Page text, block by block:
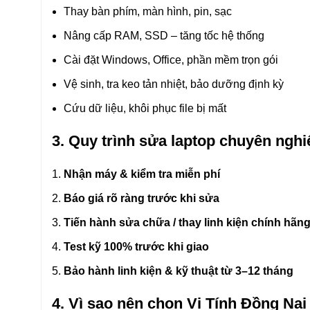
Thay bàn phím, màn hình, pin, sạc
Nâng cấp RAM, SSD – tăng tốc hệ thống
Cài đặt Windows, Office, phần mềm trọn gói
Vệ sinh, tra keo tản nhiệt, bảo dưỡng định kỳ
Cứu dữ liệu, khôi phục file bị mất
3. Quy trình sửa laptop chuyên
Nhận máy & kiểm tra miễn phí
Báo giá rõ ràng trước khi sửa
Tiến hành sửa chữa / thay linh kiện chính hãng
Test kỹ 100% trước khi giao
Bảo hành linh kiện & kỹ thuật từ 3–12 tháng
4. Vì sao nên chọn Vi Tính Đồng Nai